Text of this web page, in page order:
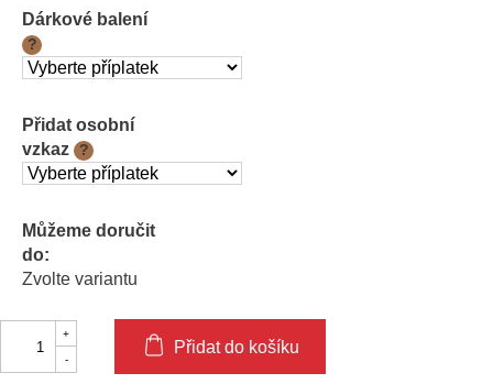
Dárkové balení
?
Přidat osobní
vzkaz
?
Můžeme doručit
do:
Zvolte variantu
Přidat do košíku